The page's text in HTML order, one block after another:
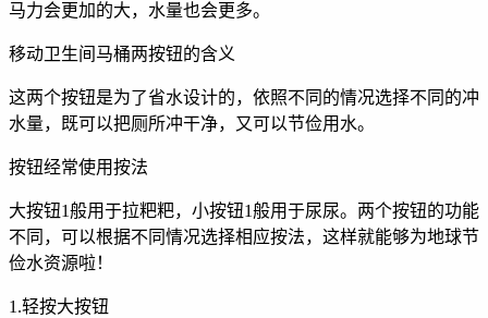
马力会更加的大，水量也会更多。
移动卫生间马桶两按钮的含义
这两个按钮是为了省水设计的，依照不同的情况选择不同的冲
水量，既可以把厕所冲干净，又可以节俭用水。
按钮经常使用按法
大按钮1般用于拉粑粑，小按钮1般用于尿尿。两个按钮的功能
不同，可以根据不同情况选择相应按法，这样就能够为地球节
俭水资源啦！
1.轻按大按钮